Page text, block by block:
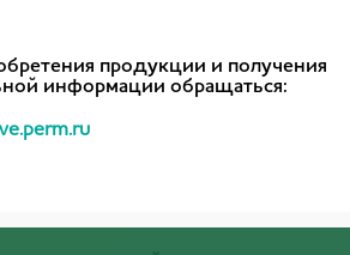
продукции и получения
информации обращаться: